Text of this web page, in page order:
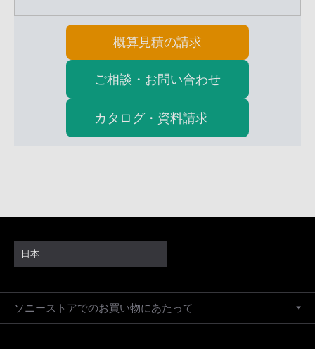
概算見積の請求
ご相談・お問い合わせ
カタログ・資料請求
日本
ソニーストアでのお買い物にあたって